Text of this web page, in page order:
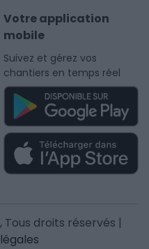
Votre application
mobile
Suivez et gérez vos
chantiers en temps réel
droits réservés |